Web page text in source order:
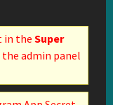
in the Super
admin panel